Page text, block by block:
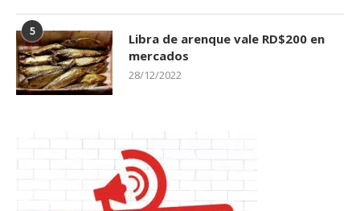
5
Libra de arenque vale RD$200 en
mercados
28/12/2022